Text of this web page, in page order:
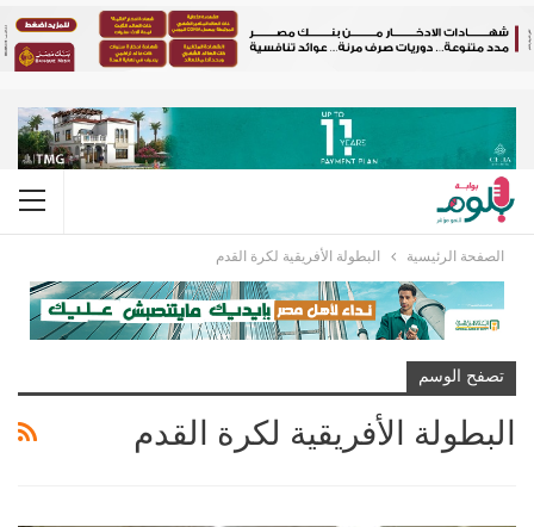
الصفحة الرئيسية البطولة الأفريقية لكرة القدم
تصفح الوسم
البطولة الأفريقية لكرة القدم